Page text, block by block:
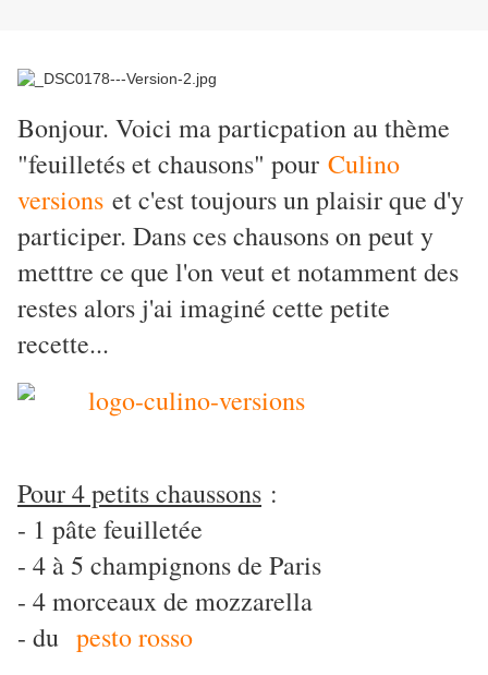
Bonjour. Voici ma particpation au thème
"feuilletés et chausons" pour Culino
versions et c'est toujours un plaisir que d'y
participer. Dans ces chausons on peut y
metttre ce que l'on veut et notamment des
restes alors j'ai imaginé cette petite
recette...
Pour 4 petits chaussons :
- 1 pâte feuilletée
- 4 à 5 champignons de Paris
- 4 morceaux de mozzarella
- du pesto rosso